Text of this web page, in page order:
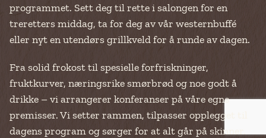
programmet. Sett deg til rette i salongen for en
treretters middag, ta for deg av vår westernbuffé
eller nyt en utendørs grillkveld for å runde av dagen.
Fra solid frokost til spesielle forfriskninger,
fruktkurver, næringsrike smørbrød og noe godt å
drikke – vi arrangerer konferanser på våre egne
premisser. Vi setter rammen, tilpasser opplegget til
dagens program og sørger for at alt går på skinner.